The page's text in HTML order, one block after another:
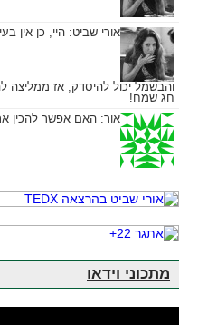
אורי שביט: היי, כן אין
והבשמל יכול להיסדק, אז ממליצה
חג שמח!
אור: האם אפשר להכין
מתכוני וידאו